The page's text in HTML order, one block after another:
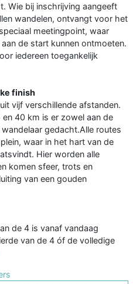
Wie bij inschrijving aangeeft
wandelen, ontvangt voor het
meetingpoint, waar
de start kunnen ontmoeten.
iedereen toegankelijk
finish
vijf verschillende afstanden.
40 km is er zowel aan de
gedacht.Alle routes
waar in het hart van de
Hier worden alle
komen sfeer, trots en
van een gouden
de 4 is vanaf vandaag
van de 4 óf de volledige